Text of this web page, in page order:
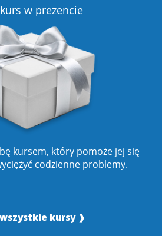
w prezencie
kursem, który pomoże jej się
codzienne problemy.
kursy ❱